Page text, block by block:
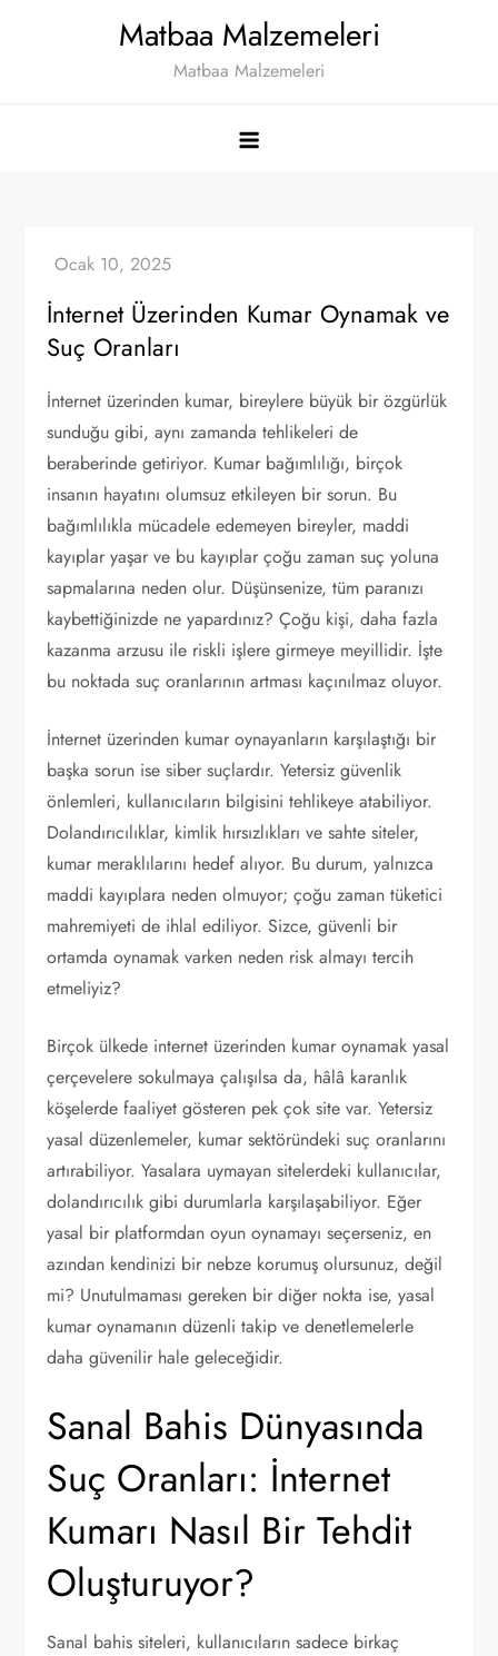
Matbaa Malzemeleri
Matbaa Malzemeleri
İnternet Üzerinden Kumar Oynamak ve
Suç Oranları
İnternet üzerinden kumar, bireylere büyük bir özgürlük
sunduğu gibi, aynı zamanda tehlikeleri de
beraberinde getiriyor. Kumar bağımlılığı, birçok
insanın hayatını olumsuz etkileyen bir sorun. Bu
bağımlılıkla mücadele edemeyen bireyler, maddi
kayıplar yaşar ve bu kayıplar çoğu zaman suç yoluna
sapmalarına neden olur. Düşünsenize, tüm paranızı
kaybettiğinizde ne yapardınız? Çoğu kişi, daha fazla
kazanma arzusu ile riskli işlere girmeye meyillidir. İşte
bu noktada suç oranlarının artması kaçınılmaz oluyor.
İnternet üzerinden kumar oynayanların karşılaştığı bir
başka sorun ise siber suçlardır. Yetersiz güvenlik
önlemleri, kullanıcıların bilgisini tehlikeye atabiliyor.
Dolandırıcılıklar, kimlik hırsızlıkları ve sahte siteler,
kumar meraklılarını hedef alıyor. Bu durum, yalnızca
maddi kayıplara neden olmuyor; çoğu zaman tüketici
mahremiyeti de ihlal ediliyor. Sizce, güvenli bir
ortamda oynamak varken neden risk almayı tercih
etmeliyiz?
Birçok ülkede internet üzerinden kumar oynamak yasal
çerçevelere sokulmaya çalışılsa da, hâlâ karanlık
köşelerde faaliyet gösteren pek çok site var. Yetersiz
yasal düzenlemeler, kumar sektöründeki suç oranlarını
artırabiliyor. Yasalara uymayan sitelerdeki kullanıcılar,
dolandırıcılık gibi durumlarla karşılaşabiliyor. Eğer
yasal bir platformdan oyun oynamayı seçerseniz, en
azından kendinizi bir nebze korumuş olursunuz, değil
mi? Unutulmaması gereken bir diğer nokta ise, yasal
kumar oynamanın düzenli takip ve denetlemelerle
daha güvenilir hale geleceğidir.
Sanal Bahis Dünyasında
Suç Oranları: İnternet
Kumarı Nasıl Bir Tehdit
Oluşturuyor?
Sanal bahis siteleri, kullanıcıların sadece birkaç